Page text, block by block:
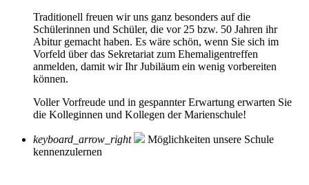
Traditionell freuen wir uns ganz besonders auf die
Schülerinnen und Schüler, die vor 25 bzw. 50 Jahren ihr
Abitur gemacht haben. Es wäre schön, wenn Sie sich im
Vorfeld über das Sekretariat zum Ehemaligentreffen
anmelden, damit wir Ihr Jubiläum ein wenig vorbereiten
können.
Voller Vorfreude und in gespannter Erwartung erwarten Sie
die Kolleginnen und Kollegen der Marienschule!
keyboard_arrow_right
Möglichkeiten unsere Schule
kennenzulernen